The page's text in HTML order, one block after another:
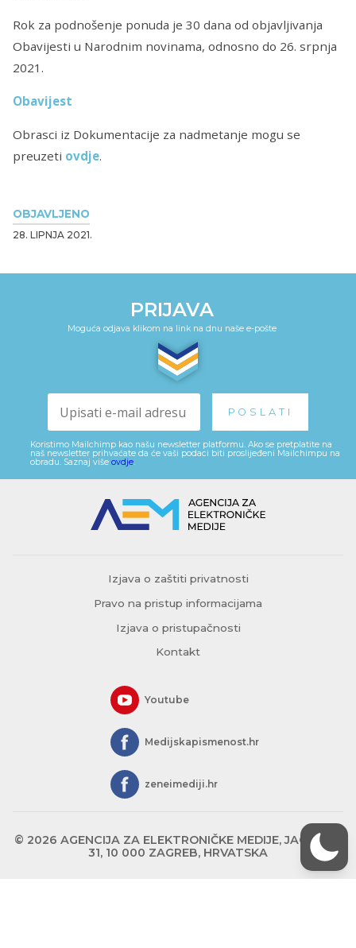
OBJAVLJENO
28. LIPNJA 2021.
Rok za podnošenje ponuda je 30 dana od objavljivanja
Obavijesti u Narodnim novinama, odnosno do ‎26. ‎srpnja
2021‎.
Obavijest
Obrasci iz Dokumentacije za nadmetanje mogu se
preuzeti ovdje.
PRIJAVA
Moguća odjava klikom na link na dnu naše e-pošte
Koristimo Mailchimp kao našu newsletter platformu. Ako se pretplatite na
naš newsletter prihvaćate da će vaši podaci biti proslijeđeni Mailchimpu na
obradu. Saznaj više ovdje.
Izjava o zaštiti privatnosti
Pravo na pristup informacijama
Izjava o pristupačnosti
Kontakt
Youtube
Medijskapismenost.hr
zeneimediji.hr
© 2026 AGENCIJA ZA ELEKTRONIČKE MEDIJE, JAGIĆEVA
31, 10 000 ZAGREB, HRVATSKA